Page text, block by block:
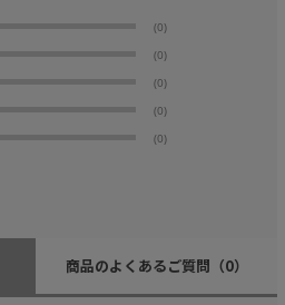
(0)
(0)
(0)
(0)
(0)
商品のよくあるご質問 （0）